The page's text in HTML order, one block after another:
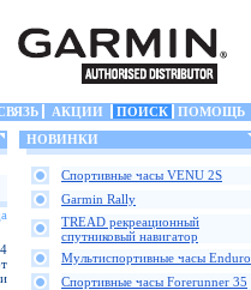
АКЦИИ ПОИСК
ПОМОЩЬ
НОВИНКИ
Спортивные часы VENU 2S
Garmin Rally
TREAD рекреационный
спутниковый навигатор
Мультиспортивные часы Enduro
Спортивные часы Forerunner 35